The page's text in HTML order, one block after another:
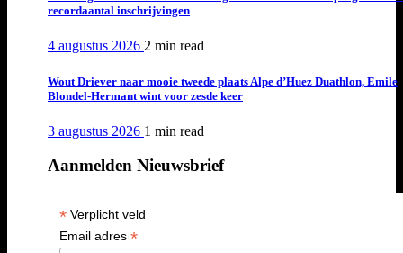
recordaantal inschrijvingen
4 augustus 2026 2 min read
Wout Driever naar mooie tweede plaats Alpe d’Huez Duathlon, Emile
Blondel-Hermant wint voor zesde keer
3 augustus 2026 1 min read
Aanmelden Nieuwsbrief
*Verplicht veld
Email adres *